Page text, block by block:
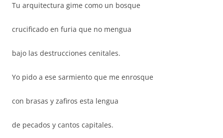
Tu arquitectura gime como un bosque
crucificado en furia que no mengua
bajo las destrucciones cenitales.
Yo pido a ese sarmiento que me enrosque
con brasas y zafiros esta lengua
de pecados y cantos capitales.